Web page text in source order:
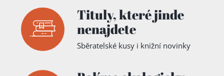
Tituly,které jinde
nenajdete
Sběratelské kusy i knižní novinky